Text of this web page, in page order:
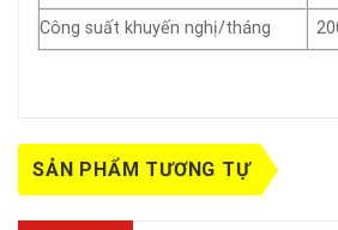
Công suất khuyến nghị/tháng
SẢN PHẨM TƯƠNG TỰ